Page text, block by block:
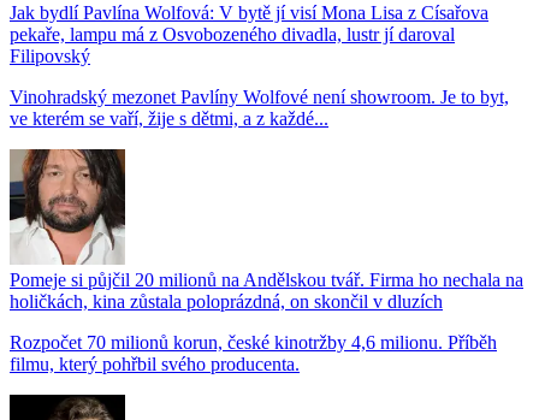
Jak bydlí Pavlína Wolfová: V bytě jí visí Mona Lisa z Císařova
pekaře, lampu má z Osvobozeného divadla, lustr jí daroval
Filipovský
Vinohradský mezonet Pavlíny Wolfové není showroom. Je to byt,
ve kterém se vaří, žije s dětmi, a z každé...
Pomeje si půjčil 20 milionů na Andělskou tvář. Firma ho nechala na
holičkách, kina zůstala poloprázdná, on skončil v dluzích
Rozpočet 70 milionů korun, české kinotržby 4,6 milionu. Příběh
filmu, který pohřbil svého producenta.